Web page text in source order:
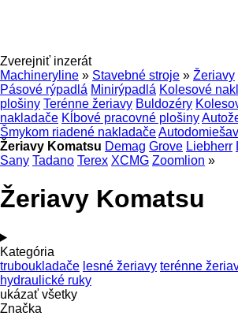
Zverejniť inzerát
Machineryline » Stavebné stroje » Žeriavy
Pásové rýpadlá Minirýpadlá Kolesové
plošiny Terénne žeriavy Buldozéry
nakladače Kĺbové pracovné plošiny
Šmykom riadené nakladače
Žeriavy Komatsu Demag Grove Liebherr
Sany Tadano Terex XCMG Zoomlion »
Žeriavy Komatsu
Kategória
truboukladače lesné žeriavy terénne
hydraulické ruky
ukázať všetky
Značka